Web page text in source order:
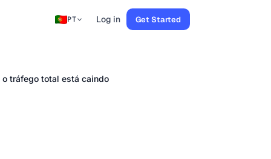
PT Log in Get Started
tráfego total está caindo